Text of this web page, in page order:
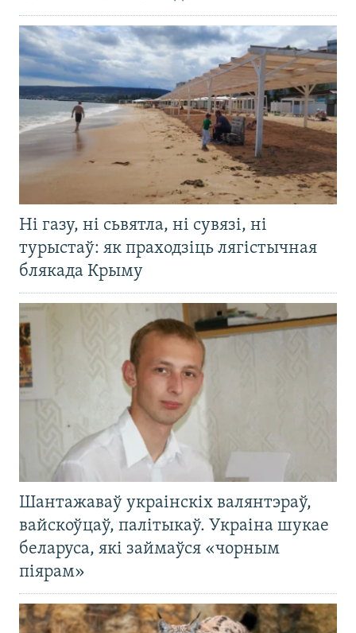
Ні газу, ні сьвятла, ні сувязі, ні
турыстаў: як праходзіць лягістычная
блякада Крыму
Шантажаваў украінскіх валянтэраў,
вайскоўцаў, палітыкаў. Украіна шукае
беларуса, які займаўся «чорным
піярам»